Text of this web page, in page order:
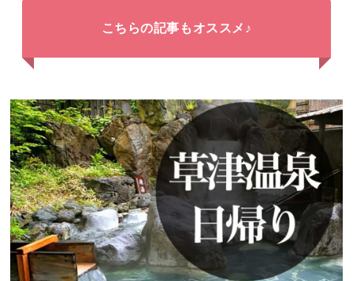
こちらの記事もオススメ♪